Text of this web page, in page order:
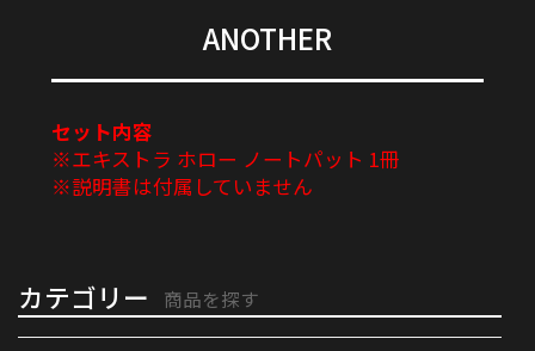
カテゴリー 商品を探す
ANOTHER
セット内容
※エキストラ ホロー ノートパット 1冊
※説明書は付属していません